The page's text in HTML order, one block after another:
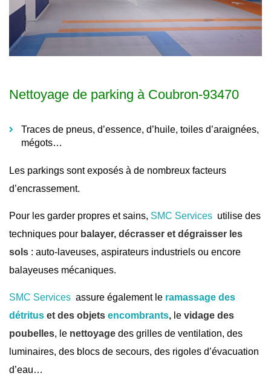
Nettoyage de parking à Coubron-93470
Traces de pneus, d’essence, d’huile, toiles d’araignées,
mégots…
Les parkings sont exposés à de nombreux facteurs
d’encrassement.
Pour les garder propres et sains, SMC Services utilise des
techniques pour balayer, décrasser et dégraisser les
sols : auto-laveuses, aspirateurs industriels ou encore
balayeuses mécaniques.
SMC Services assure également le ramassage des
détritus et des objets encombrants, le vidage des
poubelles, le nettoyage des grilles de ventilation, des
luminaires, des blocs de secours, des rigoles d’évacuation
d’eau…